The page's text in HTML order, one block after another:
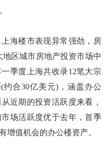
海楼市表现异常强劲，房
区城市房地产投资市场中
季度上海共收录12笔大宗
约合30亿美元)，涵盖办公
近期的投资活跃度来看，
场活跃度优于去年，首季
增值机会的办公楼资产。